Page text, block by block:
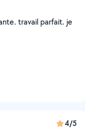
travail parfait. je
4/5